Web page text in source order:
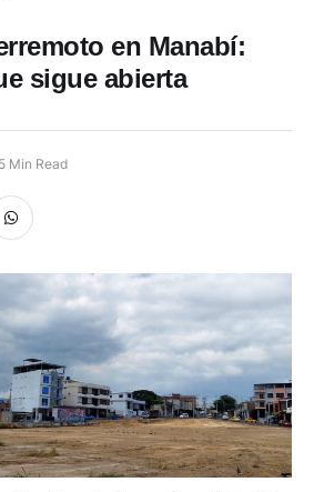
en Manabí:
sigue abierta
5 Min Read